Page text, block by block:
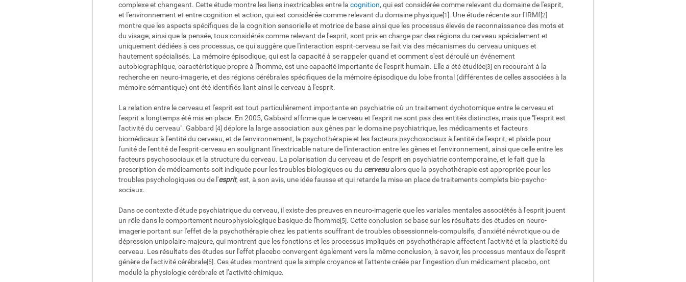
complexe et changeant. Cette étude montre les liens inextricables entre la cognition, qui est considérée comme relevant du domaine de l'esprit,
et l'environnement et entre cognition et action, qui est considérée comme relevant du domaine physique [1] . Une étude récente sur l'IRMf [2]
montre que les aspects spécifiques de la cognition sensorielle et motrice de base ainsi que les processus élevés de reconnaissance des mots et
du visage, ainsi que la pensée, tous considérés comme relevant de l'esprit, sont pris en charge par des régions du cerveau spécialement et
uniquement dédiées à ces processus, ce qui suggère que l'interaction esprit-cerveau se fait via des mécanismes du cerveau uniques et
hautement spécialisés. La mémoire épisodique, qui est la capacité à se rappeler quand et comment s'est déroulé un événement
autobiographique, caractéristique propre à l'homme, est une capacité importante de l'esprit humain. Elle a été étudiée [3] en recourant à la
recherche en neuro-imagerie, et des régions cérébrales spécifiques de la mémoire épisodique du lobe frontal (différentes de celles associées à la
mémoire sémantique) ont été identifiés liant ainsi le cerveau à l'esprit.
La relation entre le cerveau et l'esprit est tout particulièrement importante en psychiatrie où un traitement dychotomique entre le cerveau et
l'esprit a longtemps été mis en place. En 2005, Gabbard affirme que le cerveau et l'esprit ne sont pas des entités distinctes, mais que "l'esprit est
l'activité du cerveau". Gabbard [4] déplore la large association aux gènes par le domaine psychiatrique, les médicaments et facteurs
biomédicaux à l'entité du cerveau, et de l'environnement, la psychothérapie et les facteurs psychosociaux à l'entité de l'esprit, et plaide pour
l'unité de l'entité de l'esprit-cerveau en soulignant l'inextricable nature de l'interaction entre les gènes et l'environnement, ainsi que celle entre les
facteurs psychosociaux et la structure du cerveau. La polarisation du cerveau et de l'esprit en psychiatrie contemporaine, et le fait que la
prescription de médicaments soit indiquée pour les troubles biologiques ou du cerveaualors que la psychothérapie est appropriée pour les
troubles psychologiques ou de l'esprit, est, à son avis, une idée fausse et qui retarde la mise en place de traitements complets bio-psycho-
sociaux.
Dans ce contexte d'étude psychiatrique du cerveau, il existe des preuves en neuro-imagerie que les variales mentales associétés à l'esprit jouent
un rôle dans le comportement neurophysiologique basique de l'homme [5] . Cette conclusion se base sur les résultats des études en neuro-
imagerie portant sur l'effet de la psychothérapie chez les patients souffrant de troubles obsessionnels-compulsifs, d'anxiété névrotique ou de
dépression unipolaire majeure, qui montrent que les fonctions et les processus impliqués en psychothérapie affectent l'activité et la plasticité du
cerveau. Les résultats des études sur l'effet placebo convergent également vers la même conclusion, à savoir, les processus mentaux de l'esprit
génère de l'activité cérébrale [5] . Ces études montrent que la simple croyance et l'attente créée par l'ingestion d'un médicament placebo, ont
modulé la physiologie cérébrale et l'activité chimique.